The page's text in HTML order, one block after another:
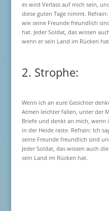
es wird Verlass auf mich sein,
diese guten Tage nimmt.
wie seine Freunde freundlich
hat. Jeder Soldat, das wissen
wenn er sein Land im Rücken
2. Strophe:
Wenn ich an eure Gesichter
Atmen leichter fallen, unter der
Briefe und denkt an mich, wenn
in der Heide raste. Refrain: Ich
seine Freunde freundlich sind
Jeder Soldat, das wissen auch
sein Land im Rücken hat.